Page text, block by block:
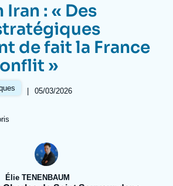
Iran : « Des
de fait la France
»
| 05/03/2026
Élie TENENBAUM